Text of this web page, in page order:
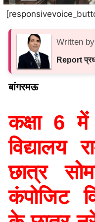
Written by
Report
बांगरमऊ
कक्षा 6 में
विद्यालय
छात्र
कंपोजिट